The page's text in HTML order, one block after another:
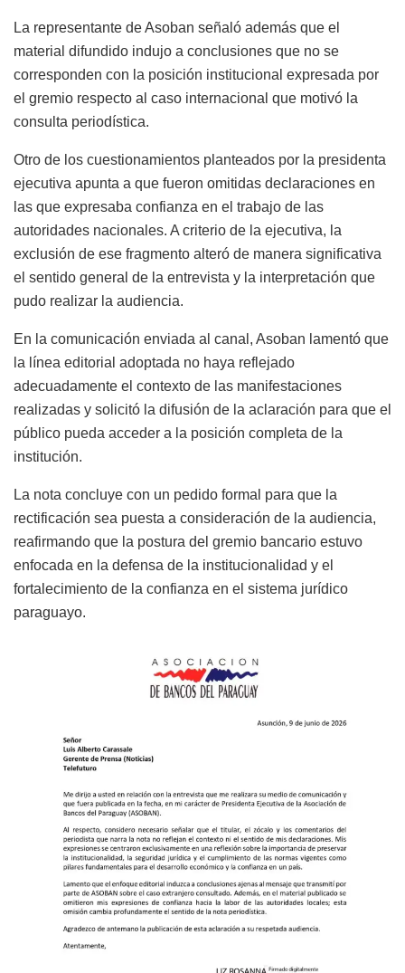
La representante de Asoban señaló además que el
material difundido indujo a conclusiones que no se
corresponden con la posición institucional expresada por
el gremio respecto al caso internacional que motivó la
consulta periodística.
Otro de los cuestionamientos planteados por la presidenta
ejecutiva apunta a que fueron omitidas declaraciones en
las que expresaba confianza en el trabajo de las
autoridades nacionales. A criterio de la ejecutiva, la
exclusión de ese fragmento alteró de manera significativa
el sentido general de la entrevista y la interpretación que
pudo realizar la audiencia.
En la comunicación enviada al canal, Asoban lamentó que
la línea editorial adoptada no haya reflejado
adecuadamente el contexto de las manifestaciones
realizadas y solicitó la difusión de la aclaración para que el
público pueda acceder a la posición completa de la
institución.
La nota concluye con un pedido formal para que la
rectificación sea puesta a consideración de la audiencia,
reafirmando que la postura del gremio bancario estuvo
enfocada en la defensa de la institucionalidad y el
fortalecimiento de la confianza en el sistema jurídico
paraguayo.